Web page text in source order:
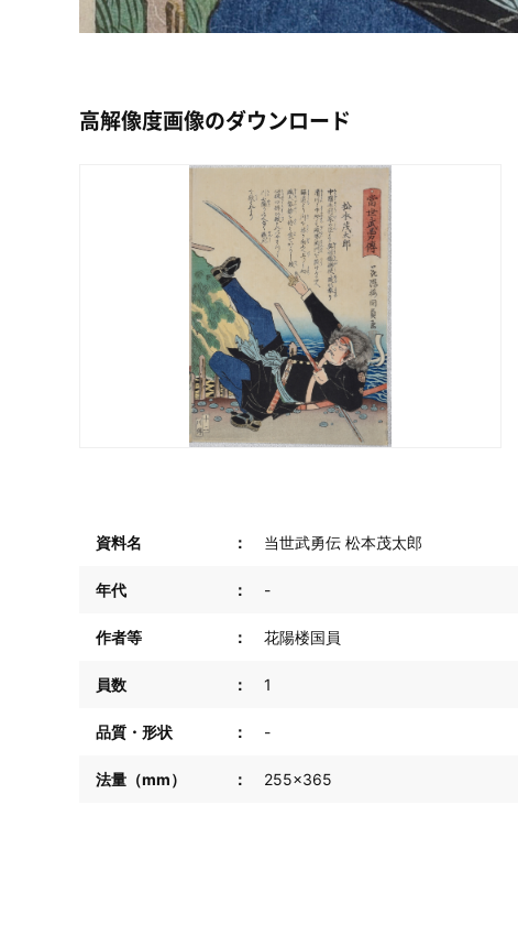
高解像度画像のダウンロード
資料名 当世武勇伝 松本茂太郎
年代 -
作者等 花陽楼国員
員数 1
品質・形状 -
法量（mm） 255×365